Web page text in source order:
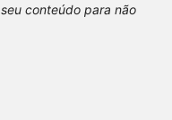
conteúdo para não